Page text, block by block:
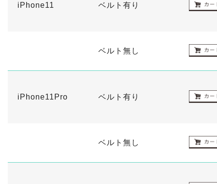
iPhone11 ベルト有り
ベルト無し
iPhone11Pro ベルト有り
ベルト無し